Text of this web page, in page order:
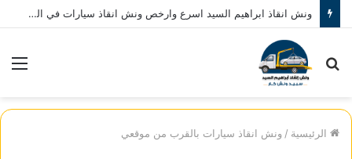
اوناش انقاذ ابراهيم السيد منتشرة في المنصورة وجميع مراكزها وضواحيها نقدم خدمة 24 ساعة اتصل الان علي : 01080793999
بحث
الرئيسية / ونش انقاذ سيارات بالقرب من موقعي